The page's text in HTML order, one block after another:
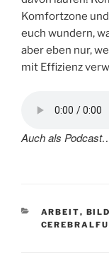
Komfortzone
euch wundern,
aber eben nur,
mit Effizienz
Auch als
KATEGORIEN
ARBEIT,